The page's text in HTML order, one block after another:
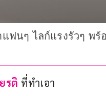
นๆ ไลก์แรงรัวๆ พร้
รติ ที่ทำเอา